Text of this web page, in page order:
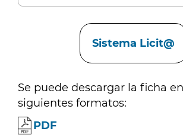
Sistema Licit@
Se puede descargar la ficha
siguientes formatos:
PDF